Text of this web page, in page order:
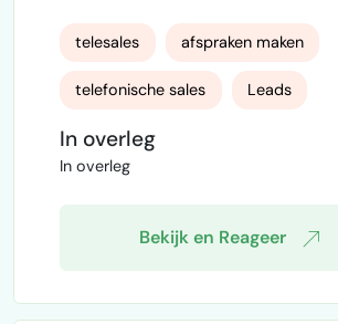
Belangrijk is dat deze aanvragen
mogelijk worden nagebeld. Onze
dienstverlening betreft
enhypotheekadvies.Mensen
hun gegevens achter gelaten en
contact met ons. echter door
telesales afspraken maken
telefonische sales Leads
leads opvolgen
In overleg
In overleg
Bekijk en Reageer